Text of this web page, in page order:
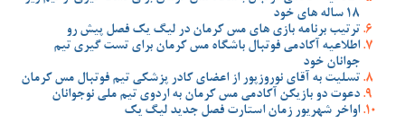
18 ساله های خود
ترتیب برنامه بازی های مس کرمان در لیگ یک فصل پیش رو
اطلاعیه آکادمی فوتبال باشگاه مس کرمان برای تست گیری تیم
جوانان خود
تسلیت به آقای نوروزپور از اعضای کادر پزشکی تیم فوتبال مس کرمان
دعوت دو بازیکن آکادمی مس کرمان به اردوی تیم ملی نوجوانان
اواخر شهریور زمان استارت فصل جدید لیگ یک